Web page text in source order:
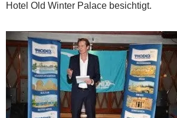
Hotel Old Winter Palace besichtigt.